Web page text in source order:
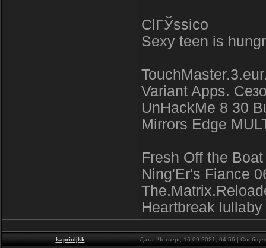
ClГЎssico
Sexy teen is
Variant Apps.
UnHackMe 8 30
Mirrors Edge
Fresh Off the
Ning'Er's Fiance
Heartbreak
kaprioljkk Дата: Четверг, 16.09.2021, 04:56 |